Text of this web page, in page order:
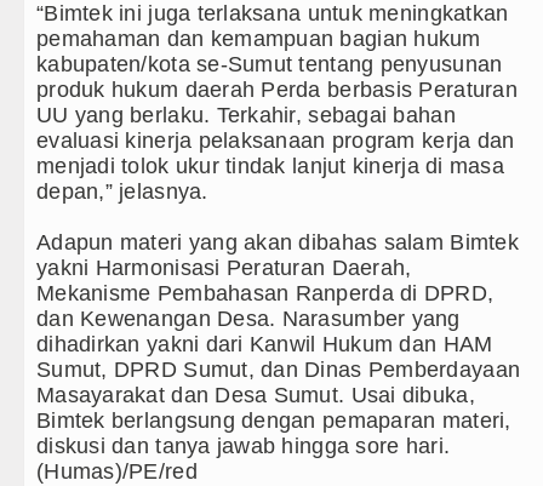
“Bimtek ini juga terlaksana untuk meningkatkan
pemahaman dan kemampuan bagian hukum
kabupaten/kota se-Sumut tentang penyusunan
produk hukum daerah Perda berbasis Peraturan
UU yang berlaku. Terkahir, sebagai bahan
evaluasi kinerja pelaksanaan program kerja dan
menjadi tolok ukur tindak lanjut kinerja di masa
depan,” jelasnya.
Adapun materi yang akan dibahas salam Bimtek
yakni Harmonisasi Peraturan Daerah,
Mekanisme Pembahasan Ranperda di DPRD,
dan Kewenangan Desa. Narasumber yang
dihadirkan yakni dari Kanwil Hukum dan HAM
Sumut, DPRD Sumut, dan Dinas Pemberdayaan
Masayarakat dan Desa Sumut. Usai dibuka,
Bimtek berlangsung dengan pemaparan materi,
diskusi dan tanya jawab hingga sore hari.
(Humas)/PE/red